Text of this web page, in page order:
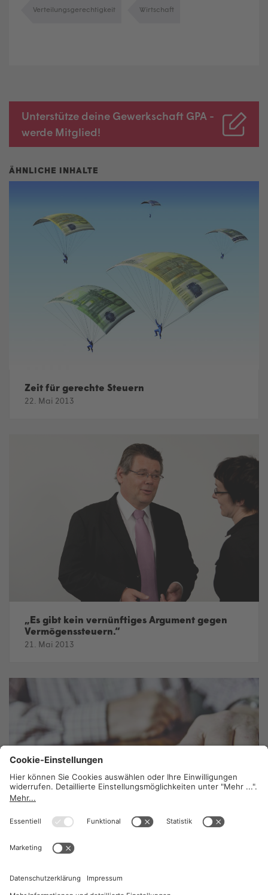
Verteilungsgerechtigkeit Wirtschaft
Unterstütze deine Gewerkschaft GPA -
werde Mitglied!
Zeit für gerechte Steuern
22. Mai 2013
„Es gibt kein vernünftiges Argument gegen
Vermögenssteuern.“
21. Mai 2013
21. Mai 2013